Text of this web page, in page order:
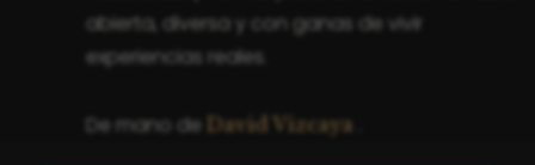
abierta, diversa y con ganas de vivir
experiencias reales.
De mano de David Vizcaya